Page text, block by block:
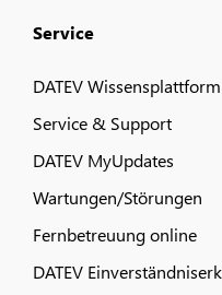
Service
DATEV Wissensplattform
Service & Support
DATEV MyUpdates
Wartungen/Störungen
Fernbetreuung online
DATEV